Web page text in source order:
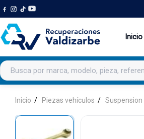
Inicio
Buscar productos
Inicio Piezas vehículos